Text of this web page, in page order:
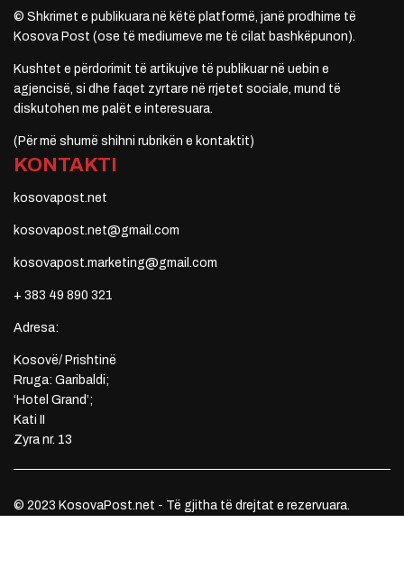
© Shkrimet e publikuara në këtë platformë, janë prodhime të
Kosova Post (ose të mediumeve me të cilat bashkëpunon).
Kushtet e përdorimit të artikujve të publikuar në uebin e
agjencisë, si dhe faqet zyrtare në rrjetet sociale, mund të
diskutohen me palët e interesuara.
(Për më shumë shihni rubrikën e kontaktit)
KONTAKTI
kosovapost.net
kosovapost.net@gmail.com
kosovapost.marketing@gmail.com
+ 383 49 890 321
Adresa:
Kosovë/ Prishtinë
Rruga: Garibaldi;
‘Hotel Grand’;
Kati II
Zyra nr. 13
© 2023 KosovaPost.net - Të gjitha të drejtat e rezervuara.